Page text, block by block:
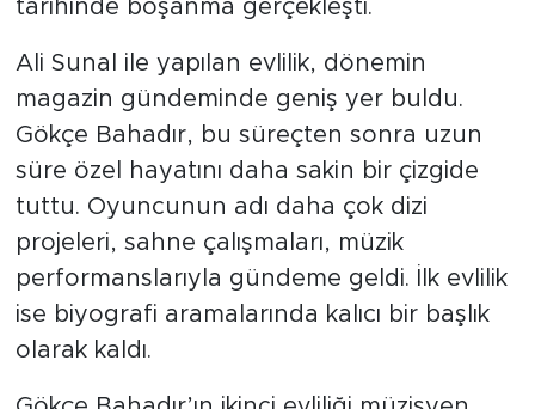
tarihinde boşanma gerçekleşti.
Ali Sunal ile yapılan evlilik, dönemin
magazin gündeminde geniş yer buldu.
Gökçe Bahadır, bu süreçten sonra uzun
süre özel hayatını daha sakin bir çizgide
tuttu. Oyuncunun adı daha çok dizi
projeleri, sahne çalışmaları, müzik
performanslarıyla gündeme geldi. İlk evlilik
ise biyografi aramalarında kalıcı bir başlık
olarak kaldı.